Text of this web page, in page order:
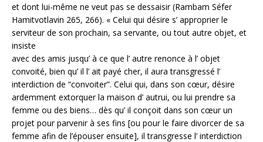
et dont lui-même ne veut pas se dessaisir (Rambam Séfer
Hamitvotlavin 265, 266). « Celui qui désire s’ approprier le
serviteur de son prochain, sa servante, ou tout autre objet, et
insiste
avec des amis jusqu’ à ce que l’ autre renonce à l’ objet
convoité, bien qu’ il l’ ait payé cher, il aura transgressé l’
interdiction de “convoiter”. Celui qui, dans son cœur, désire
ardemment extorquer la maison d’ autrui, ou lui prendre sa
femme ou des biens… dès qu’ il conçoit dans son cœur un
projet pour parvenir à ses fins [ou pour le faire divorcer de sa
femme afin de l’épouser ensuite], il transgresse l’ interdiction